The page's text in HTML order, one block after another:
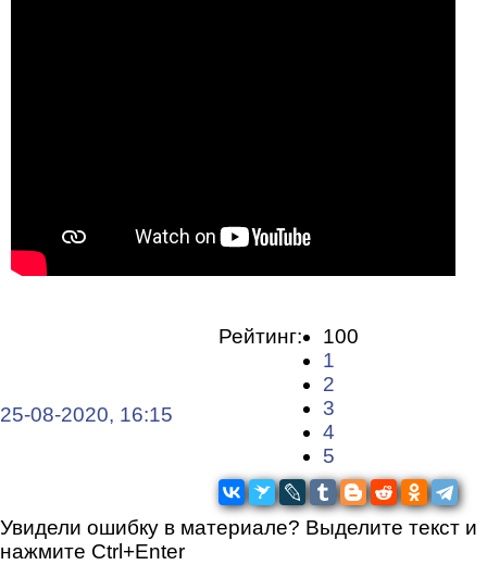
25-08-2020, 16:15
Рейтинг:
100
1
2
3
4
5
Увидели ошибку в материале? Выделите текст и
нажмите Ctrl+Enter